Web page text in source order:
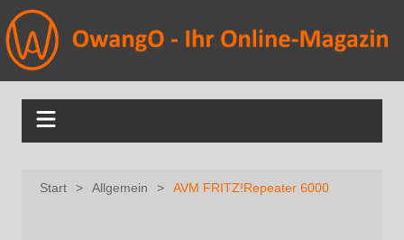
Start Allgemein AVM FRITZ!Repeater 6000